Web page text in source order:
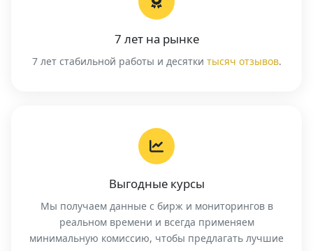
7 лет на рынке
7 лет стабильной работы и десятки тысяч отзывов.
Выгодные курсы
Мы получаем данные с бирж и мониторингов в
реальном времени и всегда применяем
минимальную комиссию, чтобы предлагать лучшие